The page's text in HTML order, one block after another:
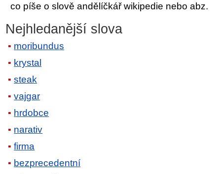
co píše o slově andělíčkář wikipedie nebo abz.
Nejhledanější slova
moribundus
krystal
steak
vajgar
hrdobce
narativ
firma
bezprecedentní